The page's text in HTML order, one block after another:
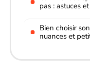
pas : astuces
Bien choisir
nuances et